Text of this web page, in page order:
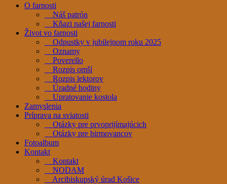
O farnosti
Náš patrón
Kňazi našej farnosti
Život vo farnosti
Odpustky v jubilejnom roku 2025
Oznamy
Poverello
Rozpis omší
Rozpis lektorov
Úradné hodiny
Upratovanie kostola
Zamyslenia
Príprava na sviatosti
Otázky pre prvoprijímajúcich
Otázky pre birmovancov
Fotoalbum
Kontakt
Kontakt
NODAM
Arcibiskupský úrad Košice